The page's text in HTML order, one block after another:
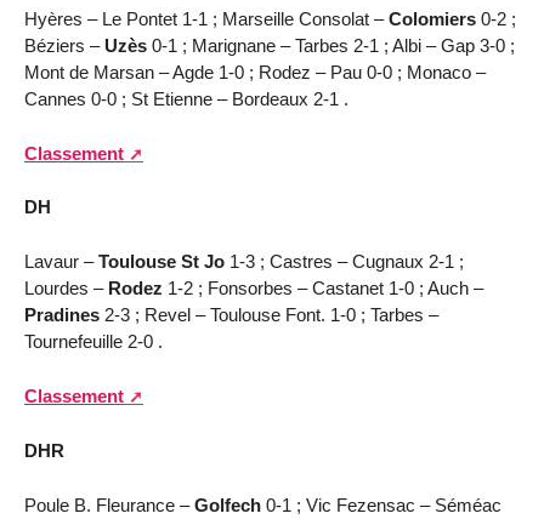
Hyères – Le Pontet 1-1 ; Marseille Consolat –Colomiers 0-2 ;
Béziers – Uzès 0-1 ; Marignane – Tarbes 2-1 ; Albi – Gap 3-0 ;
Mont de Marsan – Agde 1-0 ; Rodez – Pau 0-0 ; Monaco –
Cannes 0-0 ; St Etienne – Bordeaux 2-1 .
Classement
DH
Lavaur –Toulouse St Jo 1-3 ; Castres – Cugnaux 2-1 ;
Lourdes – Rodez 1-2 ; Fonsorbes – Castanet 1-0 ; Auch –
Pradines 2-3 ; Revel – Toulouse Font. 1-0 ; Tarbes –
Tournefeuille 2-0 .
Classement
DHR
Poule B. Fleurance –Golfech 0-1 ; Vic Fezensac – Séméac